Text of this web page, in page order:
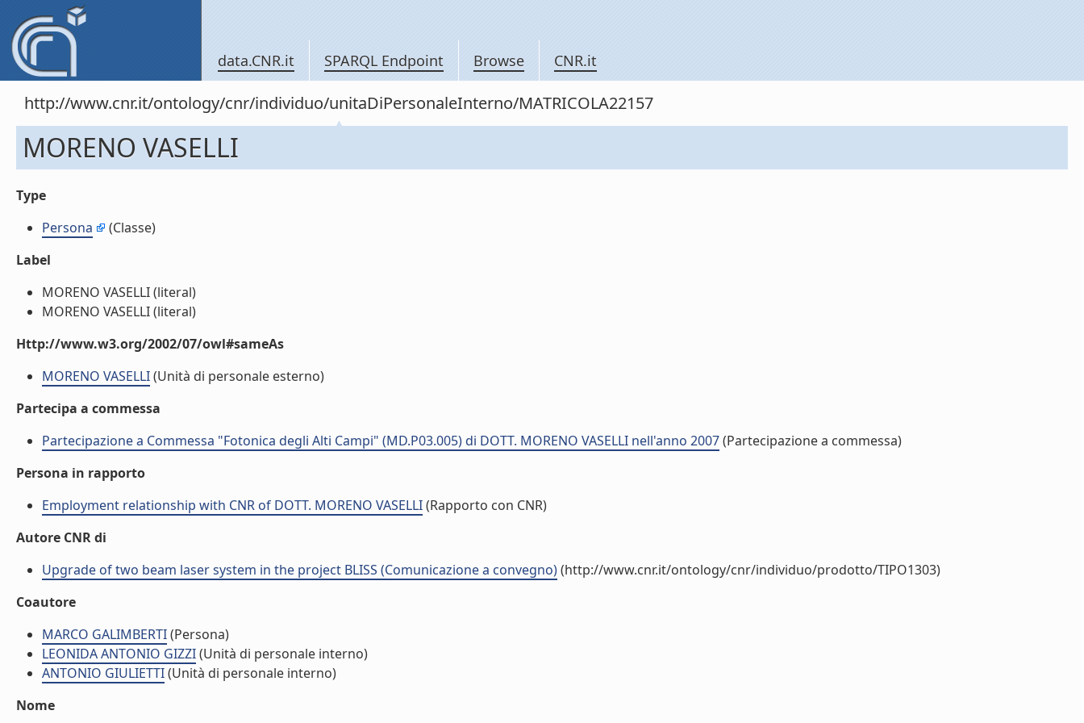
data.CNR.it SPARQL Endpoint Browse CNR.it
http://www.cnr.it/ontology/cnr/individuo/unitaDiPersonaleInterno/MATRICOLA22157
MORENO VASELLI
Type
Persona
(Classe)
Label
MORENO VASELLI (literal)
MORENO VASELLI (literal)
Http://www.w3.org/2002/07/owl#sameAs
MORENO VASELLI(Unità di personale esterno)
Partecipa a commessa
Partecipazione a Commessa "Fotonica degli Alti Campi" (MD.P03.005) di DOTT. MORENO VASELLI nell'anno 2007(Partecipazione a commessa)
Persona in rapporto
Employment relationship with CNR of DOTT. MORENO VASELLI(Rapporto con CNR)
Autore CNR di
Upgrade of two beam laser system in the project BLISS (Comunicazione a convegno)(http://www.cnr.it/ontology/cnr/individuo/prodotto/TIPO1303)
Coautore
MARCO GALIMBERTI(Persona)
LEONIDA ANTONIO GIZZI(Unità di personale interno)
ANTONIO GIULIETTI(Unità di personale interno)
Nome